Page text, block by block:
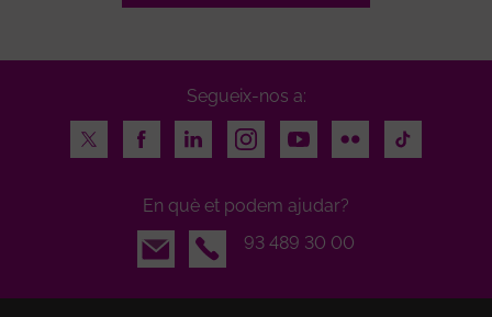
Segueix-nos a:
Twitter
FacebookLinkedInInstagramYoutubeFlickr TikTok
En què et podem ajudar?
Email
93 489 30 00